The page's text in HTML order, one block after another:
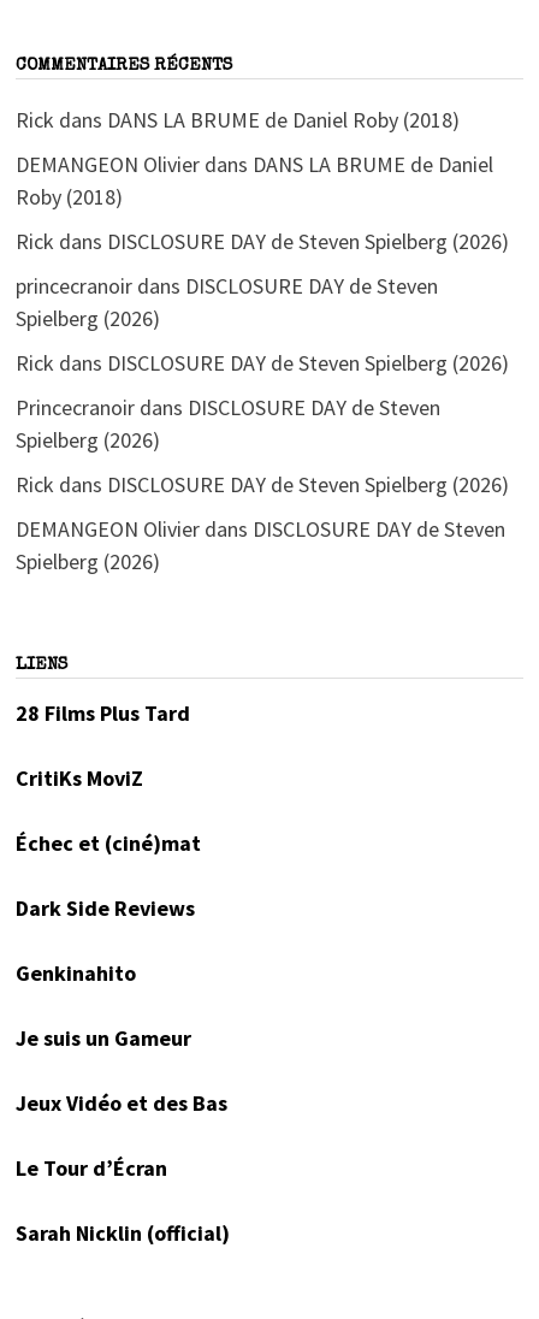
COMMENTAIRES RÉCENTS
Rick dans DANS LA BRUME de Daniel Roby (2018)
DEMANGEON Olivierdans DANS LA BRUME de Daniel
Roby (2018)
Rick dans DISCLOSURE DAY de Steven Spielberg (2026)
princecranoirdans DISCLOSURE DAY de Steven
Spielberg (2026)
Rick dans DISCLOSURE DAY de Steven Spielberg (2026)
Princecranoirdans DISCLOSURE DAY de Steven
Spielberg (2026)
Rick dans DISCLOSURE DAY de Steven Spielberg (2026)
DEMANGEON Olivierdans DISCLOSURE DAY de Steven
Spielberg (2026)
LIENS
28 Films Plus Tard
CritiKs MoviZ
Échec et (ciné)mat
Dark Side Reviews
Genkinahito
Je suis un Gameur
Jeux Vidéo et des Bas
Le Tour d’Écran
Sarah Nicklin (official)